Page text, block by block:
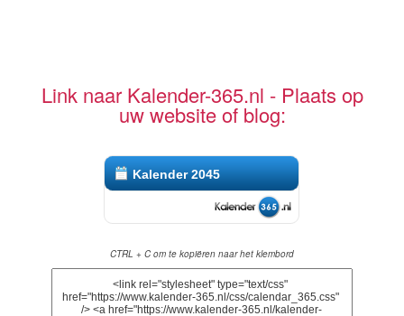
Link naar Kalender-365.nl - Plaats op
uw website of blog:
Kalender 2045
CTRL + C om te kopiëren naar het klembord